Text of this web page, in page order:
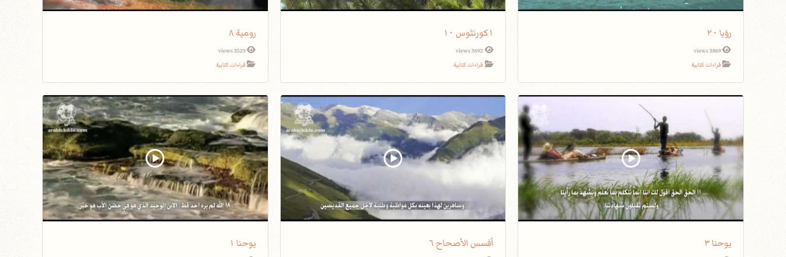
رؤيا ٢٠
3869 views
قراءات كتابية
١كورنثوس ١٠
قراءات كتابية
رومية ٨
3529 views
قراءات كتابية
يوحنا ٣ أفسس الأصحاح ٦ يوحنا ١